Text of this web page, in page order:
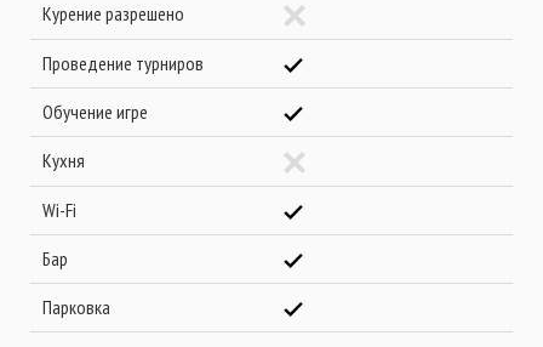
Курение разрешено
Проведение турниров
Обучение игре
Кухня
Wi-Fi
Бар
Парковка